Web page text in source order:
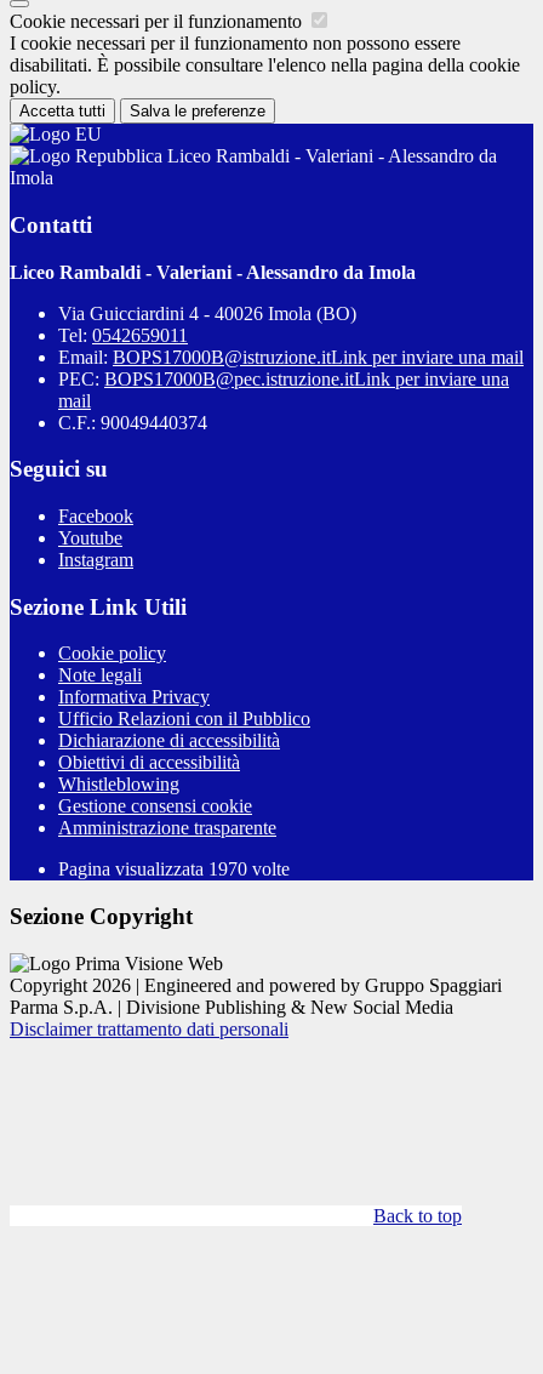
Cookie necessari per il funzionamento
I cookie necessari per il funzionamento non possono essere
disabilitati. È possibile consultare l'elenco nella pagina della cookie
policy.
Accetta tutti Salva le preferenze
Liceo Rambaldi - Valeriani - Alessandro da
Imola
Contatti
Liceo Rambaldi - Valeriani - Alessandro da Imola
Via Guicciardini 4 - 40026 Imola (BO)
Tel: 0542659011
Email: BOPS17000B@istruzione.itLink per inviare una mail
PEC: BOPS17000B@pec.istruzione.itLink per inviare una
mail
C.F.: 90049440374
Seguici su
Facebook
Youtube
Instagram
Sezione Link Utili
Cookie policy
Note legali
Informativa Privacy
Ufficio Relazioni con il Pubblico
Dichiarazione di accessibilità
Obiettivi di accessibilità
Whistleblowing
Gestione consensi cookie
Amministrazione trasparente
Pagina visualizzata 1970 volte
Sezione Copyright
Copyright 2026 | Engineered and powered by Gruppo Spaggiari
Parma S.p.A. | Divisione Publishing & New Social Media
Disclaimer trattamento dati personali
Back to top